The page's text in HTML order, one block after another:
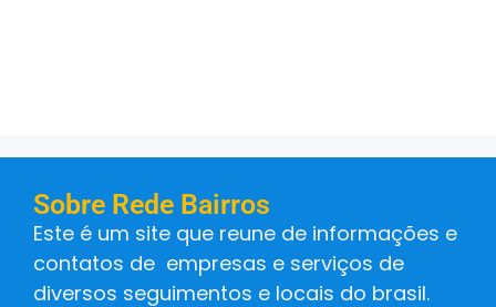
Sobre Rede Bairros
Este é um site que reune de informações e
contatos de empresas e serviços de
diversos seguimentos e locais do brasil.